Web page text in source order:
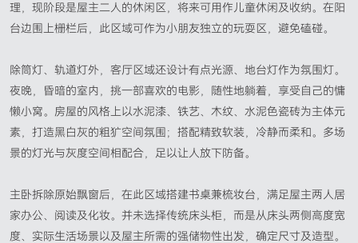
理，现阶段是屋主二人的休闲区，将来可用作儿童休闲及收纳。在阳
台边围上栅栏后，此区域可作为小朋友独立的玩耍区，避免磕碰。
除筒灯、轨道灯外，客厅区域还设计有点光源、地台灯作为氛围灯。
夜晚，昏暗的室内，挑一部喜欢的电影，随性地躺着，享受自己的慵
懒小窝。房屋的风格上以水泥漆、铁艺、木纹、水泥色瓷砖为主体元
素，打造黑白灰的粗犷空间氛围；搭配精致软装，冷静而柔和。多场
景的灯光与灰度空间相配合，足以让人放下防备。
主卧拆除原始飘窗后，在此区域搭建书桌兼梳妆台，满足屋主两人居
家办公、阅读及化妆。并未选择传统床头柜，而是从床头两侧高度宽
度、实际生活场景以及屋主所需的强储物性出发，确定尺寸及造型。